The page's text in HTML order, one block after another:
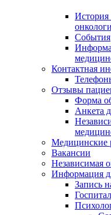
История
События
Контактная
Отзывы
Форма
Анкета
Медицинские
Вакансии
Независимая
Информация
Запись